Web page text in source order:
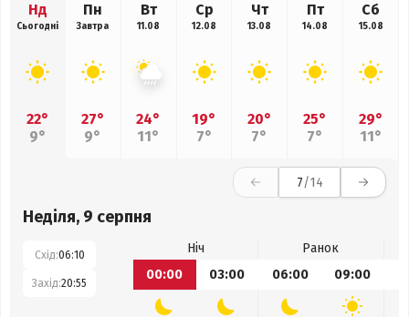
Нд
Сьогодні
22°
9°
Пн
Завтра
27°
9°
Вт
11.08
24°
11°
Ср
12.08
19°
7°
Чт
13.08
20°
7°
Пт
14.08
25°
7°
Сб
15.08
29°
11°
7/14
Неділя, 9 серпня
Схід:06:10
Захід:20:55
Ніч
Ранок
00:00
03:00 06:00 09:00